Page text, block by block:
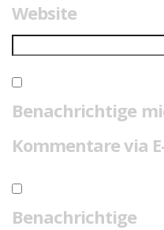
Website
Benachrichtige
Kommentare via